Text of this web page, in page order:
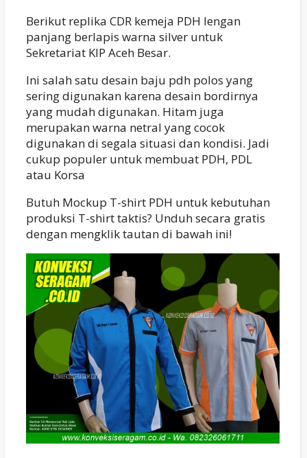
Berikut replika CDR kemeja PDH lengan
panjang berlapis warna silver untuk
Sekretariat KIP Aceh Besar.
Ini salah satu desain baju pdh polos yang
sering digunakan karena desain bordirnya
yang mudah digunakan. Hitam juga
merupakan warna netral yang cocok
digunakan di segala situasi dan kondisi. Jadi
cukup populer untuk membuat PDH, PDL
atau Korsa
Butuh Mockup T-shirt PDH untuk kebutuhan
produksi T-shirt taktis? Unduh secara gratis
dengan mengklik tautan di bawah ini!